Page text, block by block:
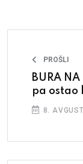
PROŠLI
BURA
pa ostao
8.